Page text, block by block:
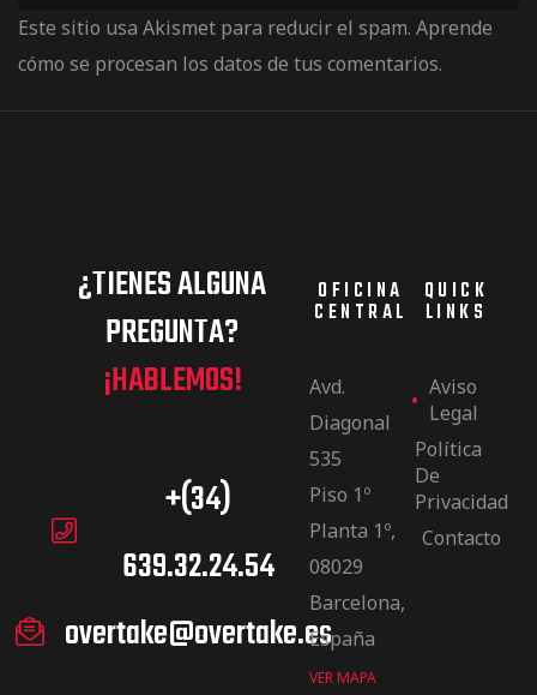
Este sitio usa Akismet para reducir el spam. Aprende
cómo se procesan los datos de tus comentarios.
¿TIENES ALGUNA
PREGUNTA?
¡HABLEMOS!
+(34)
639.32.24.54
overtake@overtake.es
OFICINA
CENTRAL
Avd.
Diagonal
535
Piso 1º
Planta 1º,
08029
Barcelona,
España
VER MAPA
QUICK
LINKS
Aviso
Legal
Política
De
Privacidad
Contacto